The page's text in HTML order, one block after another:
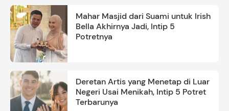
Mahar Masjid dari Suami untuk Irish
Bella Akhirnya Jadi, Intip 5
Potretnya
Deretan Artis yang Menetap di Luar
Negeri Usai Menikah, Intip 5 Potret
Terbarunya